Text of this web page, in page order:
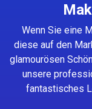
Wenn Sie eine
diese auf den
glamourösen
unsere
fantastisches